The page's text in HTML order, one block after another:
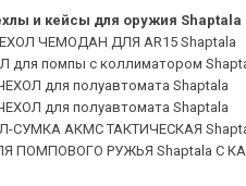
и кейсы для оружия Shaptala
ЧЕМОДАН ДЛЯ AR15 Shaptala
для помпы с коллиматором
для полуавтомата Shaptala
для полуавтомата Shaptala
СУМКА АКМС ТАКТИЧЕСКАЯ
ПОМПОВОГО РУЖЬЯ Shaptala С